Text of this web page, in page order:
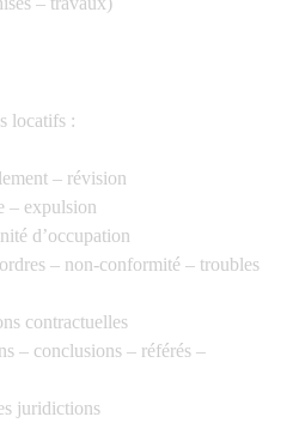
locatifs :
– révision
– expulsion
d’occupation
– non-conformité – troubles
contractuelles
– conclusions – référés –
juridictions